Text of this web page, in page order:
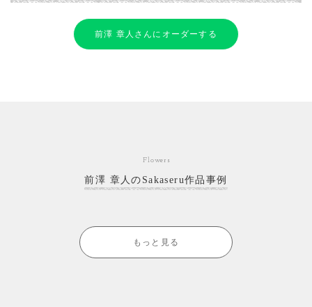
前澤 章人さんにオーダーする
Flowers
前澤 章人のSakaseru作品事例
もっと見る